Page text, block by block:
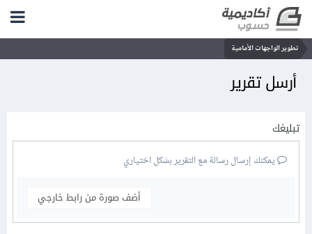
تطوير الواجهات الأمامية
أرسل تقرير
تبليغك
يمكنك إرسال رسالة مع التقرير بشكل اختياري
أضف صورة من رابط خارجي